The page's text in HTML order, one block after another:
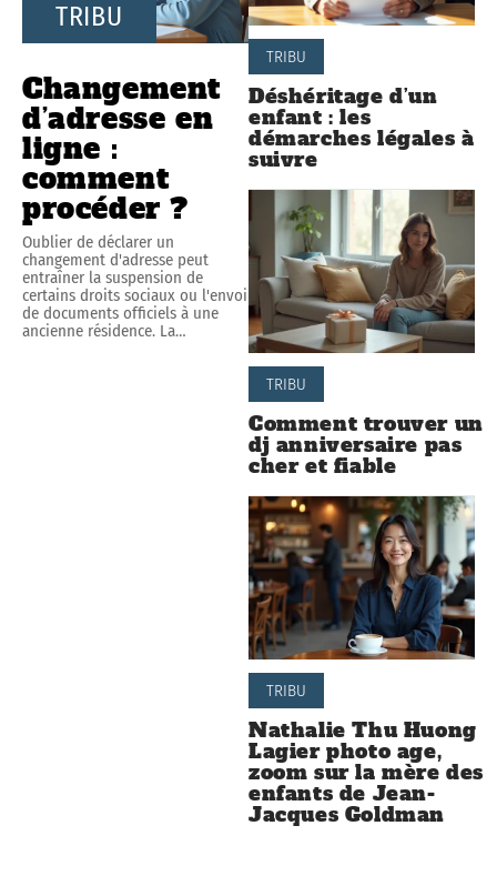
TRIBU
Changement
d’adresse en
ligne :
comment
procéder ?
Oublier de déclarer un
changement d'adresse peut
entraîner la suspension de
certains droits sociaux ou l'envoi
de documents officiels à une
ancienne résidence. La…
TRIBU
Déshéritage d’un
enfant : les
démarches légales à
suivre
TRIBU
Comment trouver un
dj anniversaire pas
cher et fiable
TRIBU
Nathalie Thu Huong
Lagier photo age,
zoom sur la mère des
enfants de Jean-
Jacques Goldman